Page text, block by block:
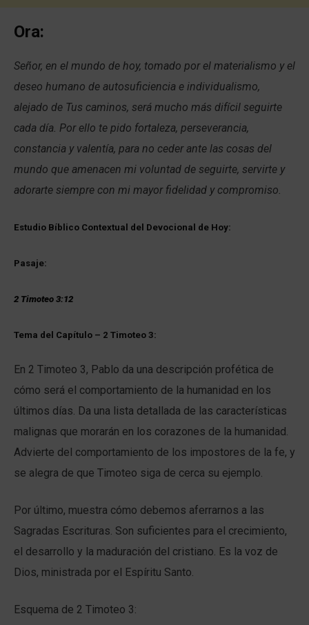
Ora:
Señor, en el mundo de hoy, tomado por el materialismo y el
deseo humano de autosuficiencia e individualismo,
alejado de Tus caminos, será mucho más difícil seguirte
cada día. Por ello te pido fortaleza, perseverancia,
constancia y valentía, para no ceder ante las cosas del
mundo que amenacen mi voluntad de seguirte, servirte y
adorarte siempre con mi mayor fidelidad y compromiso.
Estudio Bíblico Contextual del Devocional de Hoy:
Pasaje:
2 Timoteo 3:12
Tema del Capítulo – 2 Timoteo 3:
En 2 Timoteo 3, Pablo da una descripción profética de
cómo será el comportamiento de la humanidad en los
últimos días. Da una lista detallada de las características
malignas que morarán en los corazones de la humanidad.
Advierte del comportamiento de los impostores de la fe, y
se alegra de que Timoteo siga de cerca su ejemplo.
Por último, muestra cómo debemos aferrarnos a las
Sagradas Escrituras. Son suficientes para el crecimiento,
el desarrollo y la maduración del cristiano. Es la voz de
Dios, ministrada por el Espíritu Santo.
Esquema de 2 Timoteo 3: